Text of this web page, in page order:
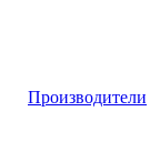
Производители